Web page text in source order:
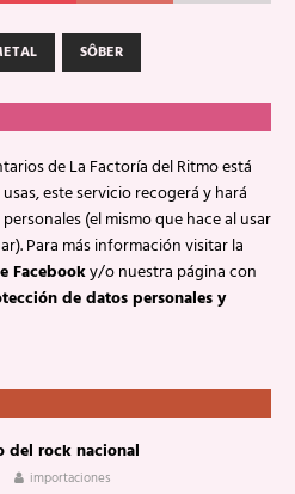
SÔBER
de La Factoría del Ritmo está
este servicio recogerá y hará
(el mismo que hace al usar
Para más información visitar la
Facebooky/o nuestra página con
de datos personales y
del rock nacional
importaciones